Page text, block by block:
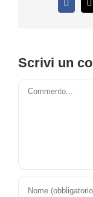
X
Scrivi un
Commento